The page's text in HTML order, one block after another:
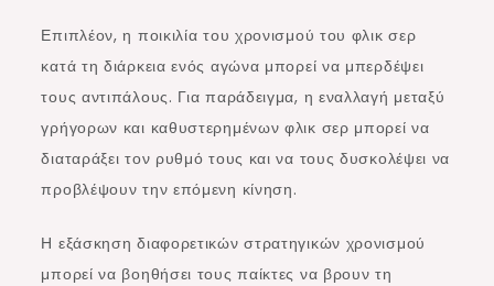
Επιπλέον, η ποικιλία του χρονισμού του φλικ σερ
κατά τη διάρκεια ενός αγώνα μπορεί να μπερδέψει
τους αντιπάλους. Για παράδειγμα, η εναλλαγή μεταξύ
γρήγορων και καθυστερημένων φλικ σερ μπορεί να
διαταράξει τον ρυθμό τους και να τους δυσκολέψει να
προβλέψουν την επόμενη κίνηση.
Η εξάσκηση διαφορετικών στρατηγικών χρονισμού
μπορεί να βοηθήσει τους παίκτες να βρουν τη